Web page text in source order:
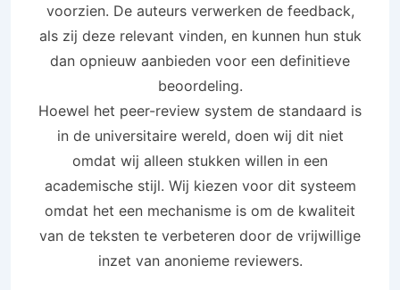
voorzien. De auteurs verwerken de feedback,
als zij deze relevant vinden, en kunnen hun stuk
dan opnieuw aanbieden voor een definitieve
beoordeling.
Hoewel het peer-review system de standaard is
in de universitaire wereld, doen wij dit niet
omdat wij alleen stukken willen in een
academische stijl. Wij kiezen voor dit systeem
omdat het een mechanisme is om de kwaliteit
van de teksten te verbeteren door de vrijwillige
inzet van anonieme reviewers.